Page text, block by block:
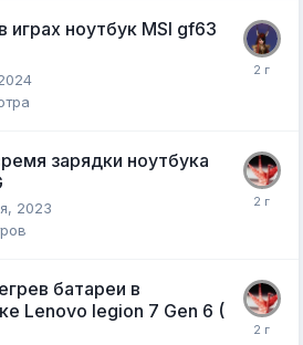
играх ноутбук MSI gf63
зарядки ноутбука
2023
батареи в
Lenovo legion 7 Gen 6 (